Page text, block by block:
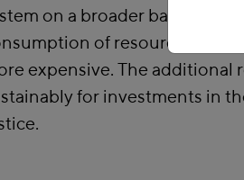
on a broader basis and
of resources and
expensive. The additional
for investments in